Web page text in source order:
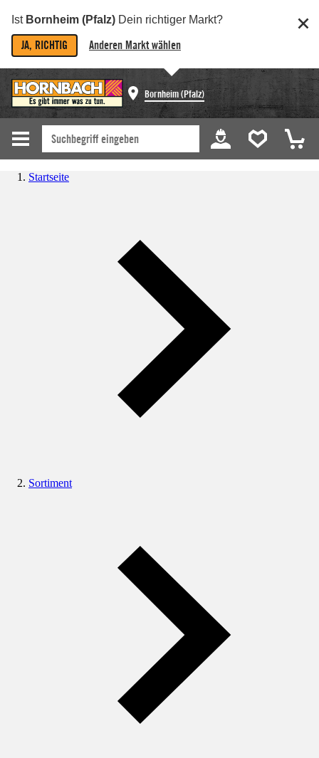
Ist Bornheim (Pfalz) Dein richtiger Markt?
JA, RICHTIG Anderen Markt wählen
Bornheim (Pfalz)
Startseite
Sortiment